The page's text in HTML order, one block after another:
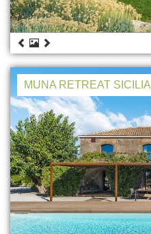
MUNA RETREAT SICILIA